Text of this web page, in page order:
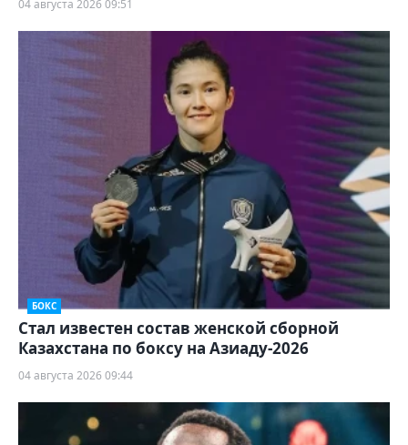
04 августа 2026 09:51
БОКС
Стал известен состав женской сборной
Казахстана по боксу на Азиаду-2026
04 августа 2026 09:44